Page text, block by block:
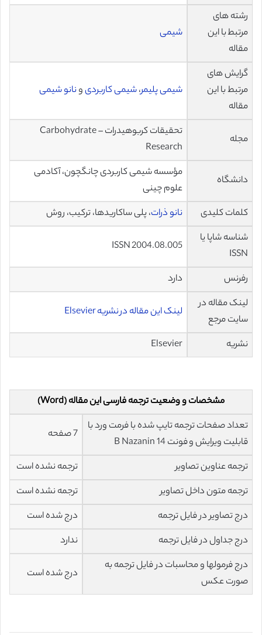
رشته های
مرتبط با این
مقاله
شیمی
گرایش های
مرتبط با این
مقاله
شیمی پلیمر،شیمی کاربردیونانو شیمی
مجله
تحقیقات کربوهیدرات – Carbohydrate
Research
دانشگاه
مؤسسه شیمی کاربردی چانگچون، آکادمی
علوم چینی
کلمات کلیدی
نانو ذرات، پلی ساکاریدها، ترکیب، روش
شناسه شاپا یا
ISSN
ISSN 2004.08.005
رفرنس
دارد
لینک مقاله در
سایت مرجع
لینک این مقاله در نشریه Elsevier
نشریه Elsevier
مشخصات و وضعیت ترجمه فارسی این مقاله (Word)
تعداد صفحات ترجمه تایپ شده با فرمت ورد با
قابلیت ویرایش و فونت 14 B Nazanin
7 صفحه
ترجمه عناوین تصاویر
ترجمه نشده است
ترجمه متون داخل تصاویر
ترجمه نشده است
درج تصاویر در فایل ترجمه
درج شده است
درج جداول در فایل ترجمه
ندارد
درج فرمولها و محاسبات در فایل ترجمه به
صورت عکس
درج شده است